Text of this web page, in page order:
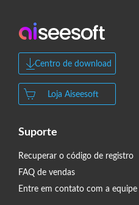
Centro de download
Loja Aiseesoft
Suporte
Recuperar o código de registro
FAQ de vendas
Entre em contato com a